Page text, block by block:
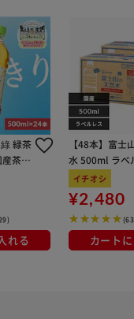
緑茶
茶葉
れる
【48本】富士
水 500ml ラベ
イチオシ
¥2,480
カート